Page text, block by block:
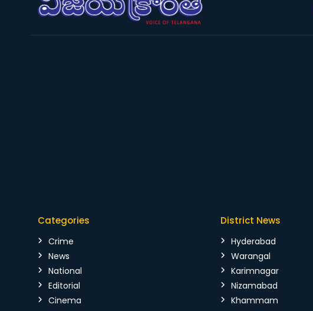
Categories
Crime
News
National
Editorial
Cinema
District News
Hyderabad
Warangal
Karimnagar
Nizamabad
Khammam